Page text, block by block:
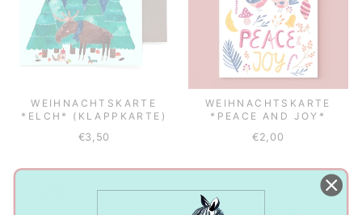
WEIHNACHTSKARTE
*ELCH* (KLAPPKARTE)
€3,50
WEIHNACHTSKARTE
*PEACE AND JOY*
€2,00